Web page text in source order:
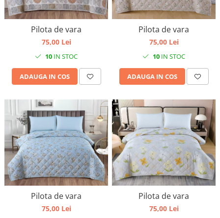
Pilota de vara
75,00 Lei
10 IN STOC
ADAUGA IN COS
Pilota de vara
75,00 Lei
10 IN STOC
ADAUGA IN COS
Pilota de vara
75,00 Lei
Pilota de vara
75,00 Lei